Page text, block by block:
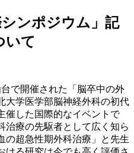
シンポジウム」記
いて
台で開催された「脳卒中の外
大学医学部脳神経外科の初代
催した国際的なイベントで
治療の先駆者として広く知ら
の超急性期外科治療」と先生